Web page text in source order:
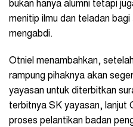
bukan hanya alumni tetapi
menitip ilmu dan teladan
mengabdi.
Otniel menambahkan,
rampung pihaknya akan
yayasan untuk diterbitkan
terbitnya SK yayasan, lanjut
proses pelantikan badan